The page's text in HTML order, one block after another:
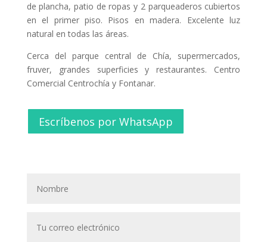
de plancha, patio de ropas y 2 parqueaderos cubiertos
en el primer piso. Pisos en madera. Excelente luz
natural en todas las áreas.
Cerca del parque central de Chía, supermercados,
fruver, grandes superficies y restaurantes. Centro
Comercial Centrochía y Fontanar.
Escríbenos por WhatsApp